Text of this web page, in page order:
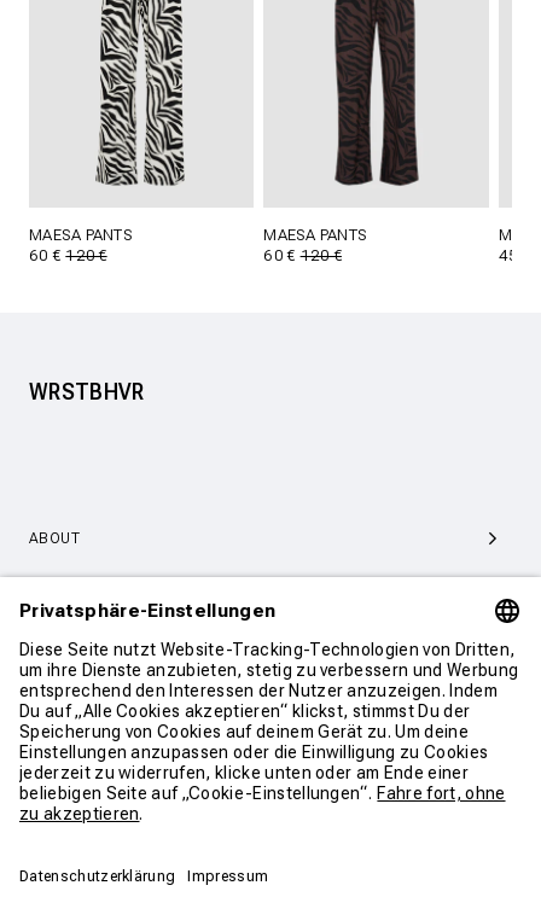
MAESA PANTS
60 €120 €
MAESA PANTS
60 €120 €
45 €
WRSTBHVR
ABOUT
SERVICE & SUPPORT
KONTAKT